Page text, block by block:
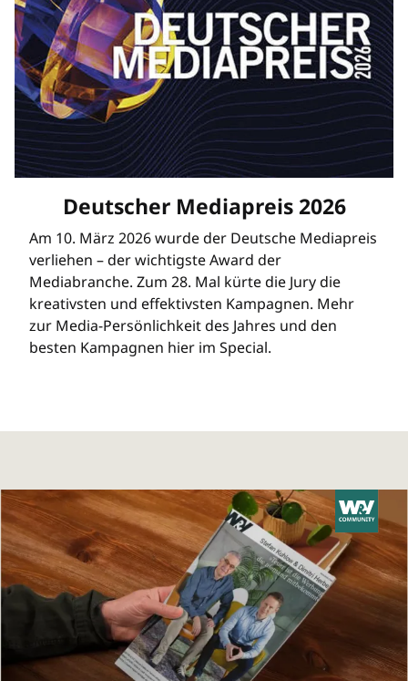
Deutscher Mediapreis 2026
Am 10. März 2026 wurde der Deutsche Mediapreis
verliehen – der wichtigste Award der
Mediabranche. Zum 28. Mal kürte die Jury die
kreativsten und effektivsten Kampagnen. Mehr
zur Media-Persönlichkeit des Jahres und den
besten Kampagnen hier im Special.